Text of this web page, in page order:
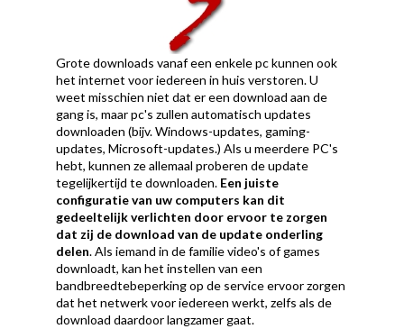
Grote downloads vanaf een enkele pc kunnen ook
het internet voor iedereen in huis verstoren. U
weet misschien niet dat er een download aan de
gang is, maar pc's zullen automatisch updates
downloaden (bijv. Windows-updates, gaming-
updates, Microsoft-updates.) Als u meerdere PC's
hebt, kunnen ze allemaal proberen de update
tegelijkertijd te downloaden. Een juiste
configuratie van uw computers kan dit
gedeeltelijk verlichten door ervoor te zorgen
dat zij de download van de update onderling
delen. Als iemand in de familie video's of games
downloadt, kan het instellen van een
bandbreedtebeperking op de service ervoor zorgen
dat het netwerk voor iedereen werkt, zelfs als de
download daardoor langzamer gaat.